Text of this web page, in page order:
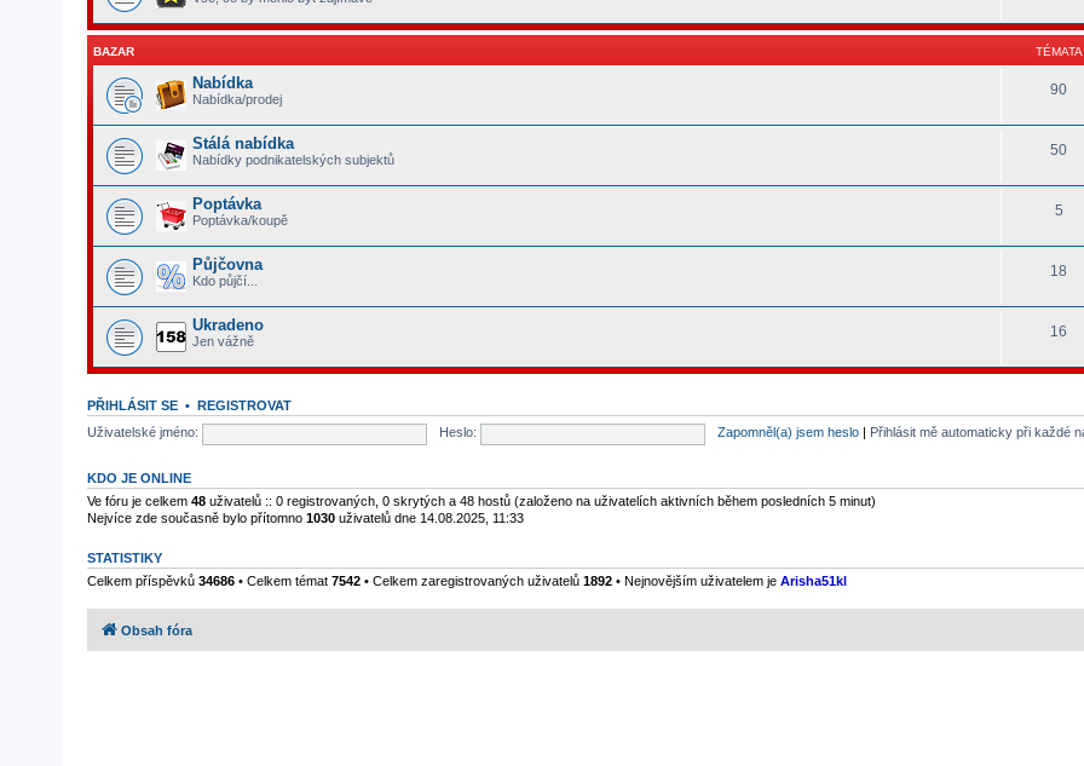
BAZAR TÉMATA
Nabídka
Nabídka/prodej
90
Stálá nabídka
Nabídky podnikatelských subjektů
50
Poptávka
Poptávka/koupě
5
Půjčovna
Kdo půjčí...
18
Ukradeno
Jen vážně
16
PŘIHLÁSIT SE • REGISTROVAT
Uživatelské jméno:
Heslo: Zapomněl(a) jsem heslo Přihlásit mě automaticky při každé
KDO JE ONLINE
Ve fóru je celkem 48 uživatelů :: 0 registrovaných, 0 skrytých a 48 hostů (založeno na uživatelích aktivních během posledních 5 minut)
Nejvíce zde současně bylo přítomno 1030 uživatelů dne 14.08.2025, 11:33
STATISTIKY
Celkem příspěvků 34686 • Celkem témat 7542 • Celkem zaregistrovaných uživatelů 1892 • Nejnovějším uživatelem je Arisha51kl
Obsah fóra